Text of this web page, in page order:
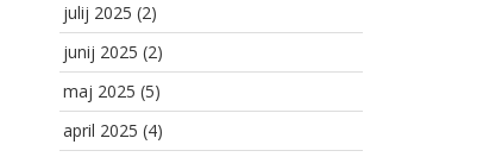
julij 2025 (2)
junij 2025 (2)
maj 2025 (5)
april 2025 (4)